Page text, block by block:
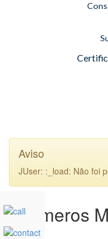
Aviso
JUser: :_load: Não foi
Polímeros